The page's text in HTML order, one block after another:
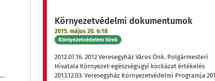
Környezetvédelmi dokumentumok
2015. május 20. 6:18
Környezetvédelem hírek
2012.07.16. 2012 Veresegyház Város Önk. Polgármesteri
Hivatala Környezet-egészségügyi kockázat értékelés
2013.12.03. Veresegyház Környezetvédelmi Programja